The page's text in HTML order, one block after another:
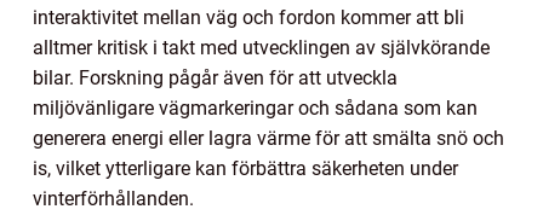
interaktivitet mellan väg och fordon kommer att bli
alltmer kritisk i takt med utvecklingen av självkörande
bilar. Forskning pågår även för att utveckla
miljövänligare vägmarkeringar och sådana som kan
generera energi eller lagra värme för att smälta snö och
is, vilket ytterligare kan förbättra säkerheten under
vinterförhållanden.